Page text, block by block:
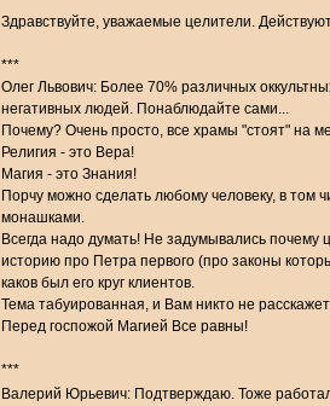
Здравствуйте, уважаемые целители.
***
Олег Львович: Более 70% различных
негативных людей. Понаблюдайте сами...
Почему? Очень просто, все храмы "стоят" на
Религия - это Вера!
Магия - это Знания!
Порчу можно сделать любому человеку, в том
монашками.
Всегда надо думать! Не задумывались почему
историю про Петра первого (про законы
каков был его круг клиентов.
Тема табуированная, и Вам никто не
Перед госпожой Магией Все равны!
***
Валерий Юрьевич: Подтверждаю. Тоже